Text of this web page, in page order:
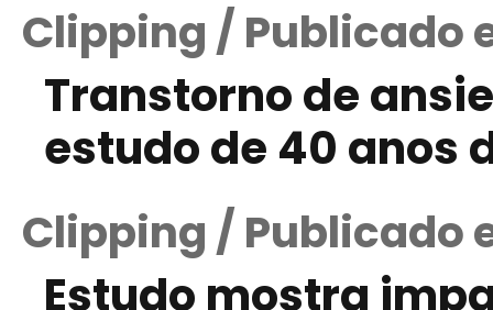
Clipping / Publicado
Transtorno de
estudo de 40 anos
Clipping / Publicado
Estudo mostra